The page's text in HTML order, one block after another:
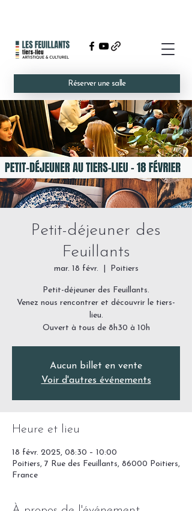
Réserver une salle
Petit-déjeuner des
Feuillants
mar. 18 févr. Poitiers
Petit-déjeuner des Feuillants.
Venez nous rencontrer et découvrir le tiers-
lieu.
Ouvert à tous de 8h30 à 10h
Aucun billet en vente
Voir d'autres événements
Heure et lieu
18 févr. 2025, 08:30 – 10:00
Poitiers, 7 Rue des Feuillants, 86000 Poitiers,
France